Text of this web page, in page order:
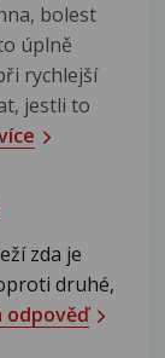
bolest
úplně
rychlejší
jestli to
zda je
druhé,
odpověď